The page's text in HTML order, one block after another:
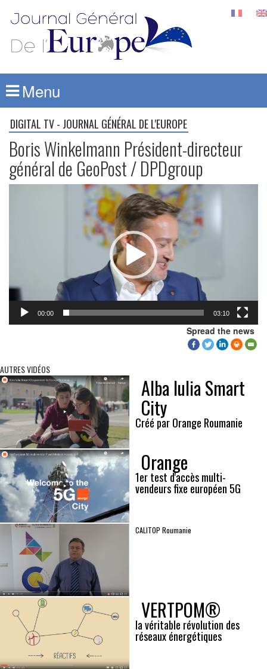
Menu
DIGITAL TV - JOURNAL GÉNÉRAL DE L'EUROPE
Boris Winkelmann Président-directeur
général de GeoPost / DPDgroup
00:00 03:10
Spread the news
AUTRES VIDÉOS
Alba Iulia Smart
City
Créé par Orange Roumanie
Orange
1er test d'accès multi-
vendeurs fixe européen 5G
CALITOP Roumanie
VERTPOM®
la véritable révolution des
réseaux énergétiques